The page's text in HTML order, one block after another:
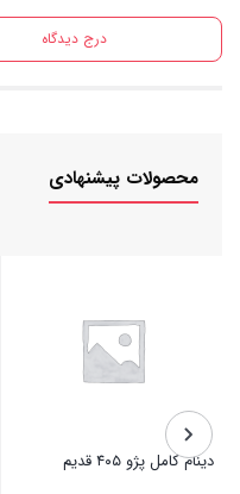
درج دیدگاه
محصولات پیشنهادی
دینام کامل پژو ۴۰۵ قدیم